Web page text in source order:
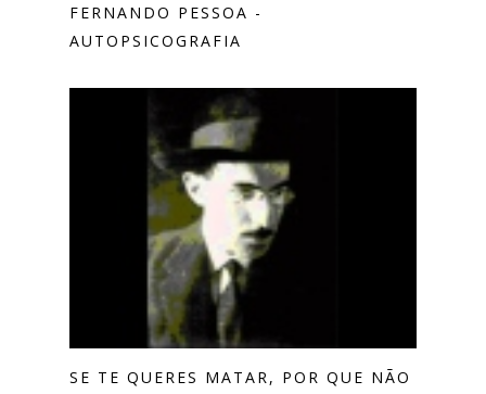
FERNANDO PESSOA -
AUTOPSICOGRAFIA
SE TE QUERES MATAR, POR QUE NÃO